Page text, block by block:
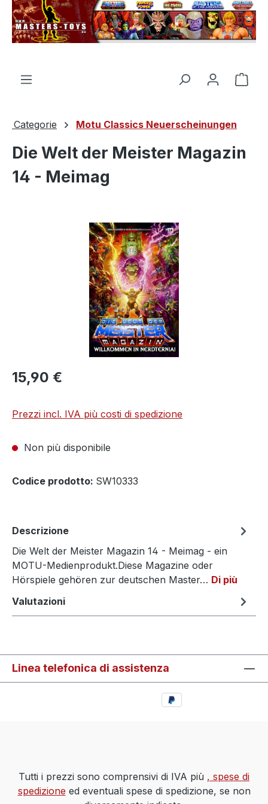
principale
Il
Categorie Motu Classics Neuerscheinungen
Die Welt der Meister Magazin
14 - Meimag
Salta la galleria di immagini
15,90 €
Prezzi incl. IVA più costi di spedizione
Non più disponibile
Codice prodotto: SW10333
Descrizione
Die Welt der Meister Magazin 14 - Meimag - ein
MOTU-Medienprodukt.Diese Magazine oder
Hörspiele gehören zur deutschen Master… Di più
Valutazioni
Linea telefonica di assistenza
Tutti i prezzi sono comprensivi di IVA più , spese di
spedizione ed eventuali spese di spedizione, se non